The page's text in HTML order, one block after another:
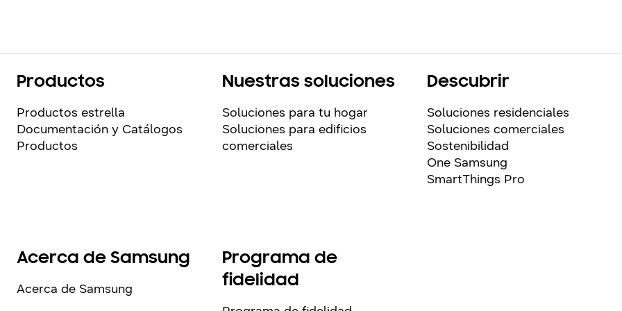
Productos
Productos estrella
Documentación y Catálogos
Productos
Nuestras soluciones
Soluciones para tu hogar
Soluciones para edificios
comerciales
Descubrir
Soluciones residenciales
Soluciones comerciales
Sostenibilidad
One Samsung
SmartThings Pro
Acerca de Samsung
Acerca de Samsung
Programa de
fidelidad